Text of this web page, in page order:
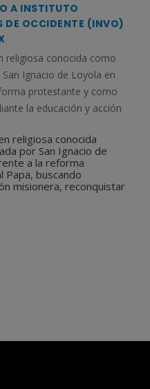
A INSTITUTO
DE OCCIDENTE (INVO)
religiosa conocida como
Ignacio de Loyola en
protestante y como
la educación y acción
religiosa conocida
por San Ignacio de
a la reforma
buscando
misionera, reconquistar